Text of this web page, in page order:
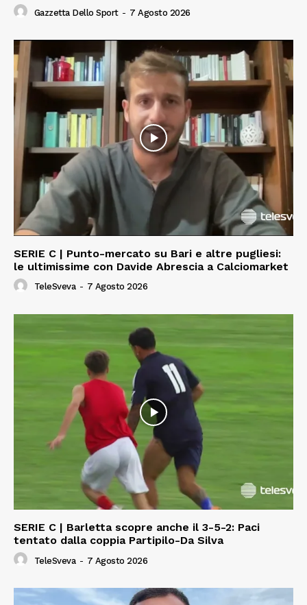
Gazzetta Dello Sport - 7 Agosto 2026
SERIE C | Punto-mercato su Bari e altre pugliesi:
le ultimissime con Davide Abrescia a Calciomarket
TeleSveva - 7 Agosto 2026
SERIE C | Barletta scopre anche il 3-5-2: Paci
tentato dalla coppia Partipilo-Da Silva
TeleSveva - 7 Agosto 2026